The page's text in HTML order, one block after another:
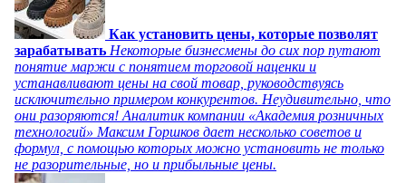
Как установить цены, которые позволят
зарабатывать Некоторые бизнесмены до сих пор путают
понятие маржи с понятием торговой наценки и
устанавливают цены на свой товар, руководствуясь
исключительно примером конкурентов. Неудивительно, что
они разоряются! Аналитик компании «Академия розничных
технологий» Максим Горшков дает несколько советов и
формул, с помощью которых можно установить не только
не разорительные, но и прибыльные цены.